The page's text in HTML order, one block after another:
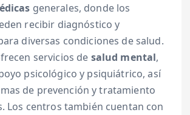
generales, donde los
recibir diagnóstico y
diversas condiciones de salud.
servicios de salud mental,
psicológico y psiquiátrico, así
de prevención y tratamiento
Los centros también cuentan con